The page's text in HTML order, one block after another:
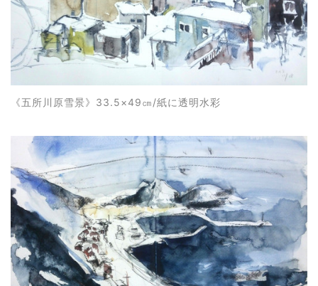
《五所川原雪景》33.5×49㎝/紙に透明水彩